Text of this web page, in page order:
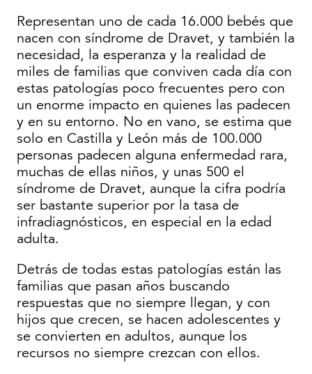
Representan uno de cada 16.000 bebés que
nacen con síndrome de Dravet, y también la
necesidad, la esperanza y la realidad de
miles de familias que conviven cada día con
estas patologías poco frecuentes pero con
un enorme impacto en quienes las padecen
y en su entorno. No en vano, se estima que
solo en Castilla y León más de 100.000
personas padecen alguna enfermedad rara,
muchas de ellas niños, y unas 500 el
síndrome de Dravet, aunque la cifra podría
ser bastante superior por la tasa de
infradiagnósticos, en especial en la edad
adulta.
Detrás de todas estas patologías están las
familias que pasan años buscando
respuestas que no siempre llegan, y con
hijos que crecen, se hacen adolescentes y
se convierten en adultos, aunque los
recursos no siempre crezcan con ellos.